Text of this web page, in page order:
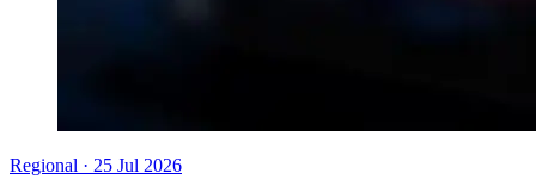
Regional · 25 Jul 2026